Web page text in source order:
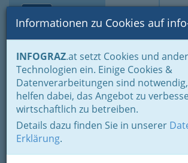
Suche
Informationen zu Cookies auf
INFOGRAZ.at setzt Cookies und
Technologien ein. Einige Cookies &
Datenverarbeitungen sind
helfen dabei, das Angebot zu
wirtschaftlich zu betreiben.
Details dazu finden Sie in unserer
Erklärung.
Home Branchen
Roth Heizöle GesmbH
Conrad-von-Hötzendorf-Straße 160,
+43 316 472 212 - 612
+43 316 472 212 - 51